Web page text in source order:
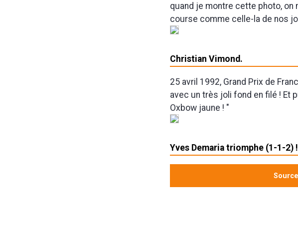
quand je montre cette photo,
course comme celle-la de nos
Christian Vimond.
25 avril 1992, Grand Prix de
avec un très joli fond en filé ! Et
Oxbow jaune ! "
Yves Demaria triomphe (1-1-2) !